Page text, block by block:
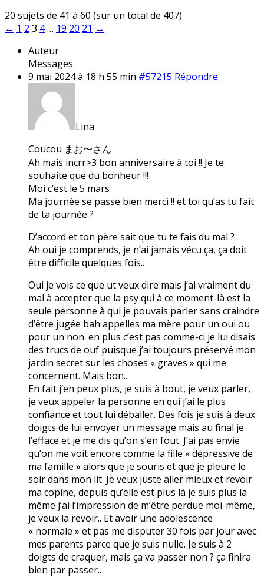
20 sujets de 41 à 60 (sur un total de 407)
← 1 2 3 4… 19 20 21 →
Auteur
Messages
9 mai 2024 à 18 h 55 min #57215 Répondre
Lina
Coucou まお〜さん
Ah mais incrr>3 bon anniversaire à toi !! Je te
souhaite que du bonheur !!!
Moi c’est le 5 mars
Ma journée se passe bien merci !! et toi qu’as tu fait
de ta journée ?
D’accord et ton père sait que tu te fais du mal ?
Ah oui je comprends, je n’ai jamais vécu ça, ça doit
être difficile quelques fois..
Oui je vois ce que ut veux dire mais j’ai vraiment du
mal à accepter que la psy qui à ce moment-là est la
seule personne à qui je pouvais parler sans craindre
d’être jugée bah appelles ma mère pour un oui ou
pour un non. en plus c’est pas comme-ci je lui disais
des trucs de ouf puisque j’ai toujours préservé mon
jardin secret sur les choses « graves » qui me
concernent. Mais bon..
En fait j’en peux plus, je suis à bout, je veux parler,
je veux appeler la personne en qui j’ai le plus
confiance et tout lui déballer. Des fois je suis à deux
doigts de lui envoyer un message mais au final je
l’efface et je me dis qu’on s’en fout. J’ai pas envie
qu’on me voit encore comme la fille « dépressive de
ma famille » alors que je souris et que je pleure le
soir dans mon lit. Je veux juste aller mieux et revoir
ma copine, depuis qu’elle est plus là je suis plus la
même j’ai l’impression de m’être perdue moi-même,
je veux la revoir.. Et avoir une adolescence
« normale » et pas me disputer 30 fois par jour avec
mes parents parce que je suis nulle. Je suis à 2
doigts de craquer, mais ça va passer non ? ça finira
bien par passer..